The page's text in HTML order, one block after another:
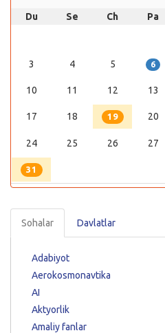
Du Se Ch Pa
3 4 5 6
10 11 12 13
17 18 19 20
24 25 26 27
31
Sohalar Davlatlar
Adabiyot
Aerokosmonavtika
AI
Aktyorlik
Amaliy fanlar